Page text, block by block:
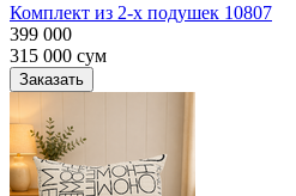
Комплект из 2-х подушек 10807
399 000
315 000 сум
Заказать